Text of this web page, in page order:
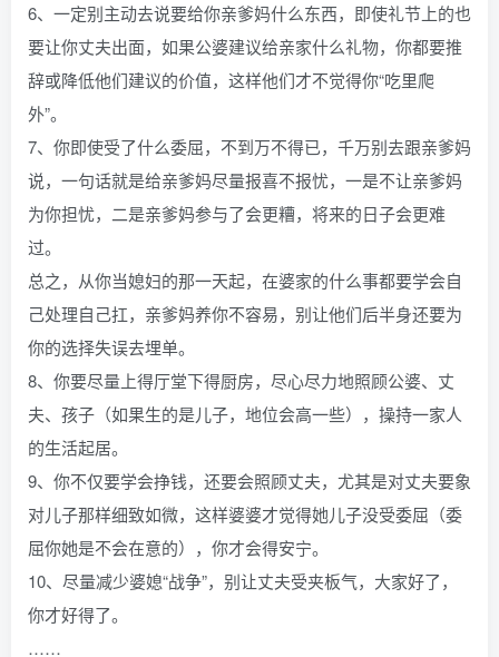
6、一定别主动去说要给你亲爹妈什么东西，即使礼节上的也
要让你丈夫出面，如果公婆建议给亲家什么礼物，你都要推
辞或降低他们建议的价值，这样他们才不觉得你“吃里爬
外”。
7、你即使受了什么委屈，不到万不得已，千万别去跟亲爹妈
说，一句话就是给亲爹妈尽量报喜不报忧，一是不让亲爹妈
为你担忧，二是亲爹妈参与了会更糟，将来的日子会更难
过。
总之，从你当媳妇的那一天起，在婆家的什么事都要学会自
己处理自己扛，亲爹妈养你不容易，别让他们后半身还要为
你的选择失误去埋单。
8、你要尽量上得厅堂下得厨房，尽心尽力地照顾公婆、丈
夫、孩子（如果生的是儿子，地位会高一些），操持一家人
的生活起居。
9、你不仅要学会挣钱，还要会照顾丈夫，尤其是对丈夫要象
对儿子那样细致如微，这样婆婆才觉得她儿子没受委屈（委
屈你她是不会在意的），你才会得安宁。
10、尽量减少婆媳“战争”，别让丈夫受夹板气，大家好了，
你才好得了。
……